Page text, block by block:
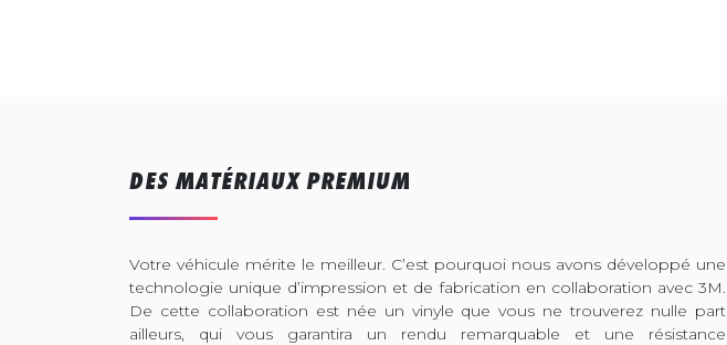
DES MATÉRIAUX PREMIUM
Votre véhicule mérite le meilleur. C’est pourquoi nous avons développé une
technologie unique d’impression et de fabrication en collaboration avec 3M.
De cette collaboration est née un vinyle que vous ne trouverez nulle part
ailleurs, qui vous garantira un rendu remarquable et une résistance